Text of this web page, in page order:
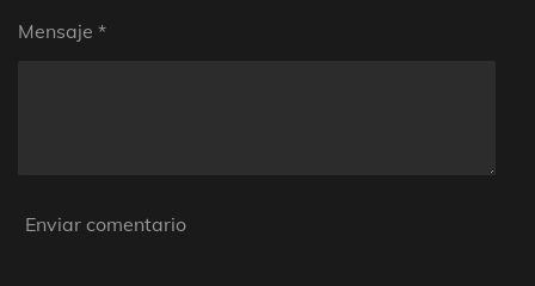
s
Mensaje *
Enviar comentario